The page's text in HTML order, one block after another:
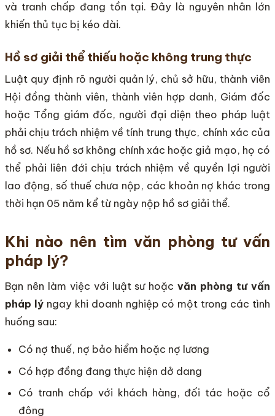
và tranh chấp đang tồn tại. Đây là nguyên nhân lớn
khiến thủ tục bị kéo dài.
Hồ sơ giải thể thiếu hoặc không trung thực
Luật quy định rõ người quản lý, chủ sở hữu, thành viên
Hội đồng thành viên, thành viên hợp danh, Giám đốc
hoặc Tổng giám đốc, người đại diện theo pháp luật
phải chịu trách nhiệm về tính trung thực, chính xác của
hồ sơ. Nếu hồ sơ không chính xác hoặc giả mạo, họ có
thể phải liên đới chịu trách nhiệm về quyền lợi người
lao động, số thuế chưa nộp, các khoản nợ khác trong
thời hạn 05 năm kể từ ngày nộp hồ sơ giải thể.
Khi nào nên tìm văn phòng tư vấn
pháp lý?
Bạn nên làm việc với luật sư hoặcvăn phòng tư vấn
pháp lýngay khi doanh nghiệp có một trong các tình
huống sau:
Có nợ thuế, nợ bảo hiểm hoặc nợ lương
Có hợp đồng đang thực hiện dở dang
Có tranh chấp với khách hàng, đối tác hoặc cổ
đông